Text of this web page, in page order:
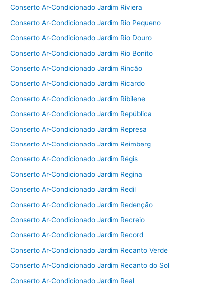
Conserto Ar-Condicionado Jardim Riviera
Conserto Ar-Condicionado Jardim Rio Pequeno
Conserto Ar-Condicionado Jardim Rio Douro
Conserto Ar-Condicionado Jardim Rio Bonito
Conserto Ar-Condicionado Jardim Rincão
Conserto Ar-Condicionado Jardim Ricardo
Conserto Ar-Condicionado Jardim Ribilene
Conserto Ar-Condicionado Jardim República
Conserto Ar-Condicionado Jardim Represa
Conserto Ar-Condicionado Jardim Reimberg
Conserto Ar-Condicionado Jardim Régis
Conserto Ar-Condicionado Jardim Regina
Conserto Ar-Condicionado Jardim Redil
Conserto Ar-Condicionado Jardim Redenção
Conserto Ar-Condicionado Jardim Recreio
Conserto Ar-Condicionado Jardim Record
Conserto Ar-Condicionado Jardim Recanto Verde
Conserto Ar-Condicionado Jardim Recanto do Sol
Conserto Ar-Condicionado Jardim Real